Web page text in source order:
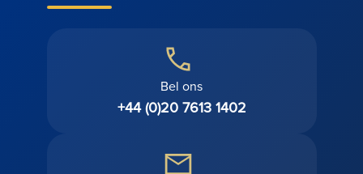
Bel ons
+44 (0)20 7613 1402